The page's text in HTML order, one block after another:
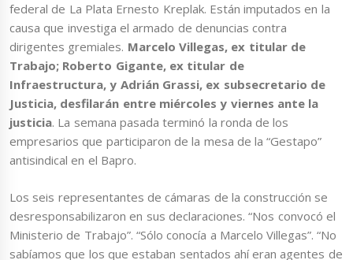
federal de La Plata Ernesto Kreplak. Están imputados en la
causa que investiga el armado de denuncias contra
dirigentes gremiales. Marcelo Villegas, ex titular de
Trabajo; Roberto Gigante, ex titular de
Infraestructura, y Adrián Grassi, ex subsecretario de
Justicia, desfilarán entre miércoles y viernes ante la
justicia. La semana pasada terminó la ronda de los
empresarios que participaron de la mesa de la “Gestapo”
antisindical en el Bapro.
Los seis representantes de cámaras de la construcción se
desresponsabilizaron en sus declaraciones. “Nos convocó el
Ministerio de Trabajo”. “Sólo conocía a Marcelo Villegas”. “No
sabíamos que los que estaban sentados ahí eran agentes de